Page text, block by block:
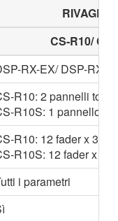
RIVAGE
CS-R10/
RX-EX/ DSP-RX/
R10: 2 pannelli
R10S: 1 pannello
R10: 12 fader x 3
R10S: 12 fader x 2
i parametri